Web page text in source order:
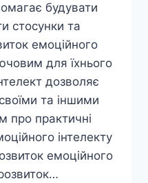
будувати
стосунки та
емоційного
для їхнього
дозволяє
та іншими
про практичні
інтелекту
емоційного